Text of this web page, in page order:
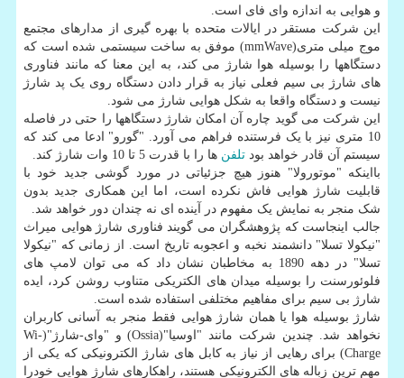
و هوایی به اندازه وای فای است.
این شرکت مستقر در ایالات متحده با بهره گیری از مدارهای مجتمع
موج میلی متری(mmWave) موفق به ساخت سیستمی شده است که
دستگاهها را بوسیله هوا شارژ می کند، به این معنا که مانند فناوری
های شارژ بی سیم فعلی نیاز به قرار دادن دستگاه روی یک پد شارژ
نیست و دستگاه واقعا به شکل هوایی شارژ می شود.
این شرکت می گوید چاره آن امکان شارژ دستگاهها را حتی در فاصله
10 متری نیز با یک فرستنده فراهم می آورد. "گورو" ادعا می کند که
سیستم آن قادر خواهد بود تلفن ها را با قدرت 5 تا 10 وات شارژ کند.
بااینکه "موتورولا" هنوز هیچ جزئیاتی در مورد گوشی جدید خود با
قابلیت شارژ هوایی فاش نکرده است، اما این همکاری جدید بدون
شک منجر به نمایش یک مفهوم در آینده ای نه چندان دور خواهد شد.
جالب اینجاست که پژوهشگران می گویند فناوری شارژ هوایی میراث
"نیکولا تسلا" دانشمند نخبه و اعجوبه تاریخ است. از زمانی که "نیکولا
تسلا" در دهه 1890 به مخاطبان نشان داد که می توان لامپ های
فلوئورسنت را بوسیله میدان های الکتریکی متناوب روشن کرد، ایده
شارژ بی سیم برای مفاهیم مختلفی استفاده شده است.
شارژ بوسیله هوا یا همان شارژ هوایی فقط منجر به آسانی کاربران
نخواهد شد. چندین شرکت مانند "اوسیا"(Ossia) و "وای-شارژ"(Wi-
Charge) برای رهایی از نیاز به کابل های شارژ الکترونیکی که یکی از
مهم ترین زباله های الکترونیکی هستند، راهکارهای شارژ هوایی خودرا